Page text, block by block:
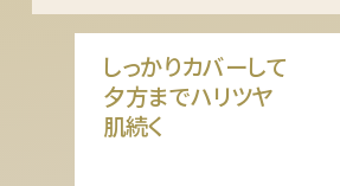
しっかりカバーして
夕方までハリツヤ
肌続く